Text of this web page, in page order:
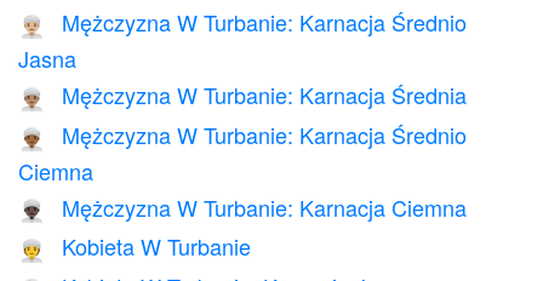
👳🏼‍♂️
Mężczyzna W Turbanie: Karnacja Średnio
Jasna
👳🏽‍♂️ Mężczyzna W Turbanie: Karnacja Średnia
👳🏾‍♂️
Mężczyzna W Turbanie: Karnacja Średnio
Ciemna
👳🏿‍♂️ Mężczyzna W Turbanie: Karnacja Ciemna
👳‍♀️ Kobieta W Turbanie